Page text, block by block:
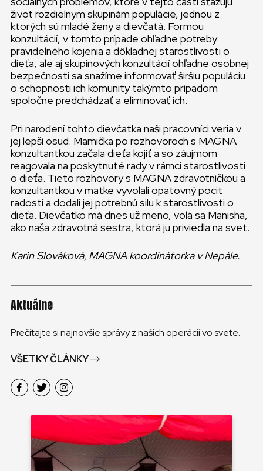
život rozdielnym skupinám populácie, jednou z
ktorých sú mladé ženy a dievčatá. Formou
konzultácií, v tomto prípade ohľadne potreby
pravidelného kojenia a dôkladnej starostlivosti o
dieťa, ale aj skupinových konzultácií ohľadne osobnej
bezpečnosti sa snažíme informovať širšiu populáciu
o schopnosti ich komunity takýmto prípadom
spoločne predchádzať a eliminovať ich.
Pri narodení tohto dievčatka naši pracovníci veria v
jej lepší osud. Mamička po rozhovoroch s MAGNA
konzultantkou začala dieťa kojiť a so záujmom
reagovala na poskytnuté rady v rámci starostlivosti
o dieťa. Tieto rozhovory s MAGNA zdravotníčkou a
konzultantkou v matke vyvolali opatovný pocit
radosti a dodali jej potrebnú silu k starostlivosti o
dieťa. Dievčatko má dnes už meno, volá sa Manisha,
ako naša zdravotná sestra, ktorá ju priviedla na svet.
Karin Slováková, MAGNA koordinátorka v Nepále.
Aktuálne
Prečítajte si najnovšie správy z našich operácií vo svete.
VŠETKY ČLÁNKY